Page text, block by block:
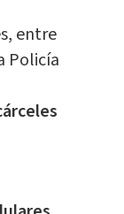
entre
Policía